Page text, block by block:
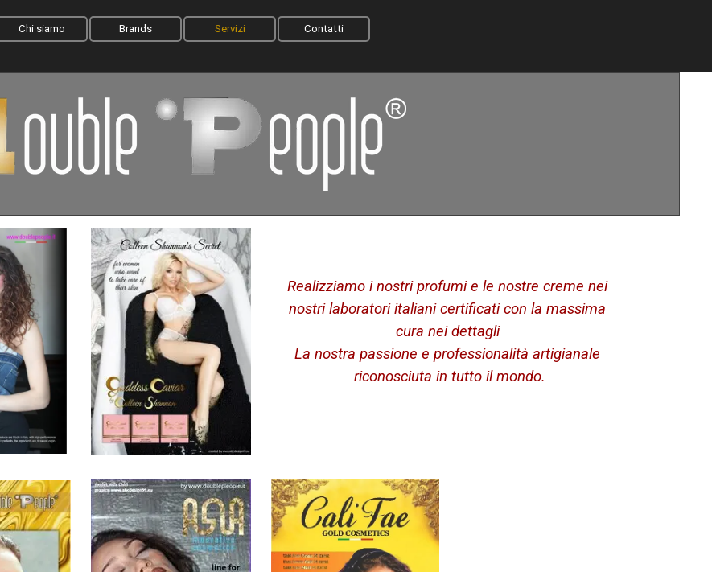
Salta menù
Chi siamo Brands Servizi Contatti
Realizziamo i nostri profumi e le nostre creme nei
nostri laboratori italiani certificati con la massima
cura nei dettagli
La nostra passione e professionalità artigianale
riconosciuta in tutto il mondo.